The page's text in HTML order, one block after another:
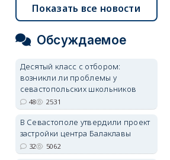
Показать все новости
Обсуждаемое
Десятый класс с отбором:
возникли ли проблемы у
севастопольских школьников
48 2531
В Севастополе утвердили проект
застройки центра Балаклавы
32 5062